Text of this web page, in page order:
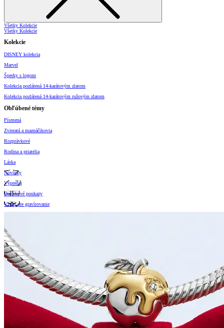
Všetky Kolekcie
Všetky Kolekcie
Kolekcie
DISNEY kolekcia
Marvel
Šperky s logom
Kolekcia pozlátená 14-karátovým zlatom
Kolekcia pozlátená 14-karátovým ružovým zlatom
Obľúbené témy
Písmená
Zvieratá a maznáčikovia
Rozprávkové
Rodina a priatelia
Láska
Novinky
Výpredaj
Darčekové poukazy
Vzory pre gravírovanie